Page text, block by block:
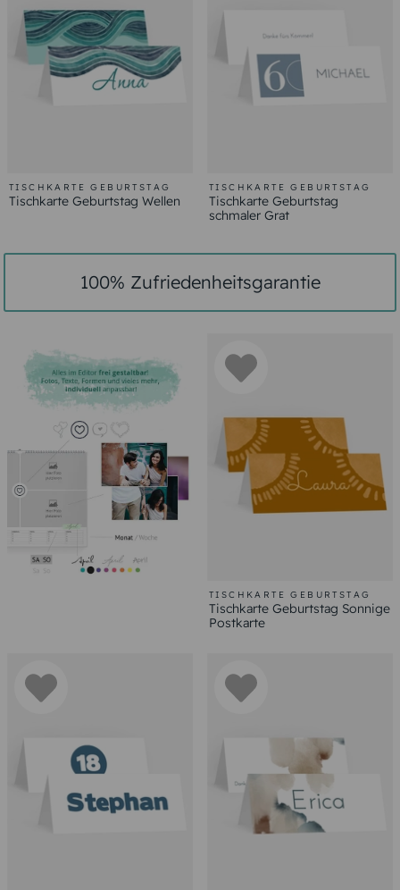
TISCHKARTE GEBURTSTAG
Tischkarte Geburtstag Wellen
TISCHKARTE GEBURTSTAG
Tischkarte Geburtstag
schmaler Grat
100% Zufriedenheitsgarantie
TISCHKARTE GEBURTSTAG
Tischkarte Geburtstag Sonnige
Postkarte